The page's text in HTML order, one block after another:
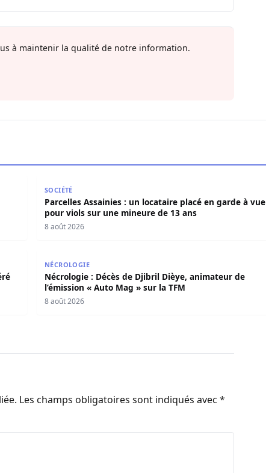
à maintenir la qualité de notre information.
SOCIÉTÉ
Parcelles Assainies : un locataire placé en garde à vue
pour viols sur une mineure de 13 ans
8 août 2026
NÉCROLOGIE
Nécrologie : Décès de Djibril Dièye, animateur de
l’émission « Auto Mag » sur la TFM
8 août 2026
Les champs obligatoires sont indiqués avec *